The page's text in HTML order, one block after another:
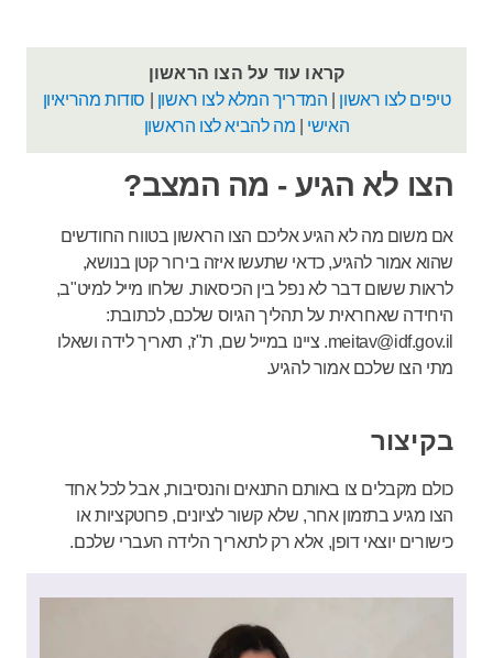
קראו עוד על הצו הראשון
טיפים לצו ראשון
המדריך המלא לצו ראשון
סודות מהריאיון
האישי
מה להביא לצו הראשון
הצו לא הגיע - מה המצב?
אם משום מה לא הגיע אליכם הצו הראשון בטווח החודשים
שהוא אמור להגיע, כדאי שתעשו איזה בירור קטן בנושא,
לראות ששום דבר לא נפל בין הכיסאות. שלחו מייל למיט"ב,
היחידה שאחראית על תהליך הגיוס שלכם, לכתובת:
meitav@idf.gov.il. ציינו במייל שם, ת"ז, תאריך לידה ושאלו
מתי הצו שלכם אמור להגיע.
בקיצור
כולם מקבלים צו באותם התנאים והנסיבות, אבל לכל אחד
הצו מגיע בתזמון אחר, שלא קשור לציונים, פרוטקציות או
כישורים יוצאי דופן, אלא רק לתאריך הלידה העברי שלכם.